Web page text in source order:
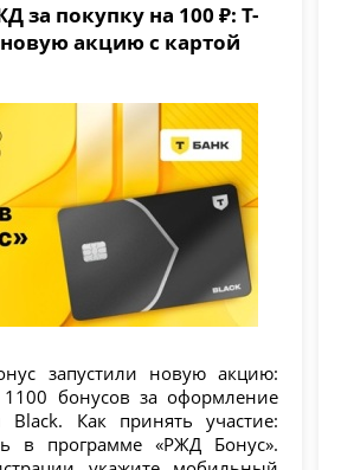
за покупку на 100 ₽: Т-
акцию с картой
запустили новую акцию:
бонусов за оформление
Black. Как принять участие:
в программе «РЖД Бонус».